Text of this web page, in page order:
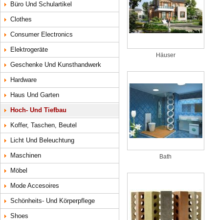
Büro Und Schulartikel
Clothes
Consumer Electronics
Elektrogeräte
Geschenke Und Kunsthandwerk
Hardware
Haus Und Garten
Hoch- Und Tiefbau
Koffer, Taschen, Beutel
Licht Und Beleuchtung
Maschinen
Möbel
Mode Accesoires
Schönheits- Und Körperpflege
Shoes
Häuser
Bath